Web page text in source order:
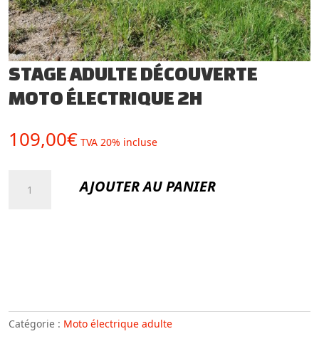
STAGE ADULTE DÉCOUVERTE
MOTO ÉLECTRIQUE 2H
109,00€ TVA 20% incluse
AJOUTER AU PANIER
Catégorie : Moto électrique adulte